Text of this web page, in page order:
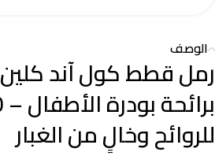
الوصف
للروائح وخالٍ من الغبار